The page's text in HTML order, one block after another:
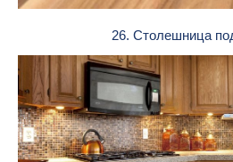
26. Столешница